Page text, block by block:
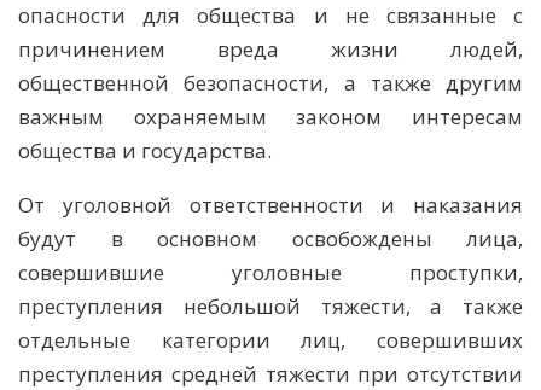
опасности для общества и не связанные с
причинением вреда жизни людей,
общественной безопасности, а также другим
важным охраняемым законом интересам
общества и государства.
От уголовной ответственности и наказания
будут в основном освобождены лица,
совершившие уголовные проступки,
преступления небольшой тяжести, а также
отдельные категории лиц, совершивших
преступления средней тяжести при отсутствии